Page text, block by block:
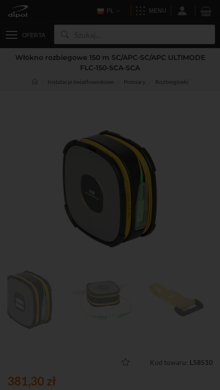
PL MENU
OFERTA
Włókno rozbiegowe 150 m SC/APC-SC/APC ULTIMODE
FLC-150-SCA-SCA
Instalacje światłowodowe Pomiary Rozbiegówki
Kod towaru: L58510
381,30 zł